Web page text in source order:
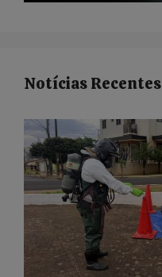
Notícias Recentes